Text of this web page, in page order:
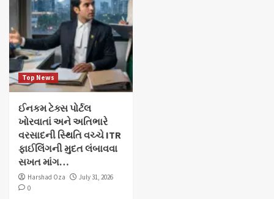
Top News
ઈનકમ ટેક્સ પોર્ટલ
ખોરવાતાં અને અતિભારે
વરસાદની સ્થિતિ વચ્ચે ITR
ફાઈલિંગની મુદત લંબાવવા
સખત માંગ…
Harshad Oza
July 31, 2026
0